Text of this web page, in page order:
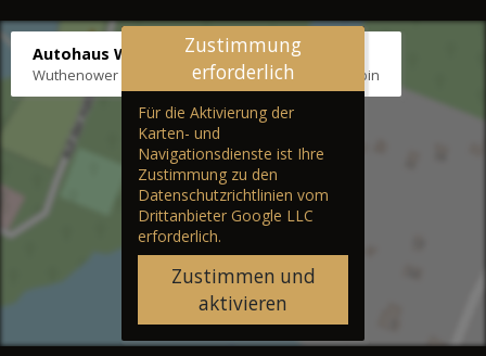
Autohaus Wernicke
Wuthenower Str. 12b, 16827 Neuruppin OT Alt Ruppin
Zustimmung
erforderlich
Für die Aktivierung der
Karten- und
Navigationsdienste ist Ihre
Zustimmung zu den
Datenschutzrichtlinien vom
Drittanbieter Google LLC
erforderlich.
Zustimmen und
aktivieren